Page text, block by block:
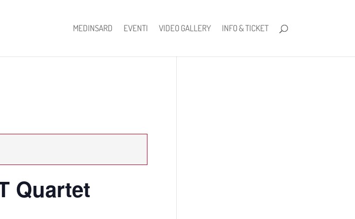
MEDINSARD EVENTI VIDEO GALLERY INFO & TICKET
Quartet